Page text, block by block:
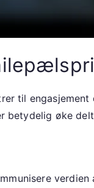
til engasjement
betydelig øke
verdien